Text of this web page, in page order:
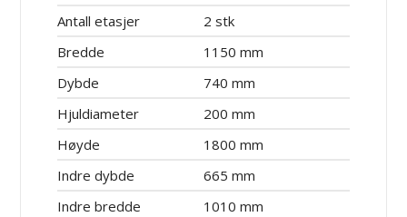
Antall etasjer
2 stk
Bredde
1150 mm
Dybde
740 mm
Hjuldiameter
200 mm
Høyde
1800 mm
Indre dybde
665 mm
Indre bredde
1010 mm